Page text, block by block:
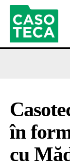
în
cu